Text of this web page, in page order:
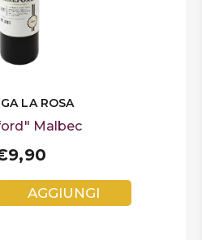
LA ROSA
Malbec
AGGIUNGI